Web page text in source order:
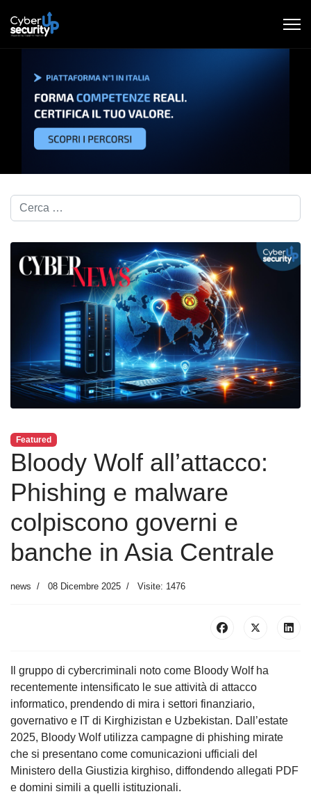
Cerca nel blog...
Featured
Bloody Wolf all’attacco:
Phishing e malware
colpiscono governi e
banche in Asia Centrale
news 08 Dicembre 2025 Visite: 1476
Il gruppo di cybercriminali noto come Bloody Wolf ha
recentemente intensificato le sue attività di attacco
informatico, prendendo di mira i settori finanziario,
governativo e IT di Kirghizistan e Uzbekistan. Dall’estate
2025, Bloody Wolf utilizza campagne di phishing mirate
che si presentano come comunicazioni ufficiali del
Ministero della Giustizia kirghiso, diffondendo allegati PDF
e domini simili a quelli istituzionali.